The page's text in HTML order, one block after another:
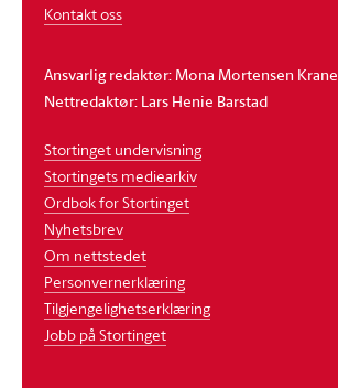
Kontakt oss
Ansvarlig redaktør: Mona Mortensen Krane
Nettredaktør: Lars Henie Barstad
Stortinget undervisning
Stortingets mediearkiv
Ordbok for Stortinget
Nyhetsbrev
Om nettstedet
Personvernerklæring
Tilgjengelighetserklæring
Jobb på Stortinget